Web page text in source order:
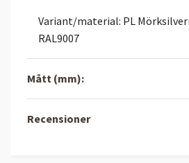
Variant/material: PL
RAL9007
Mått (mm):
Recensioner